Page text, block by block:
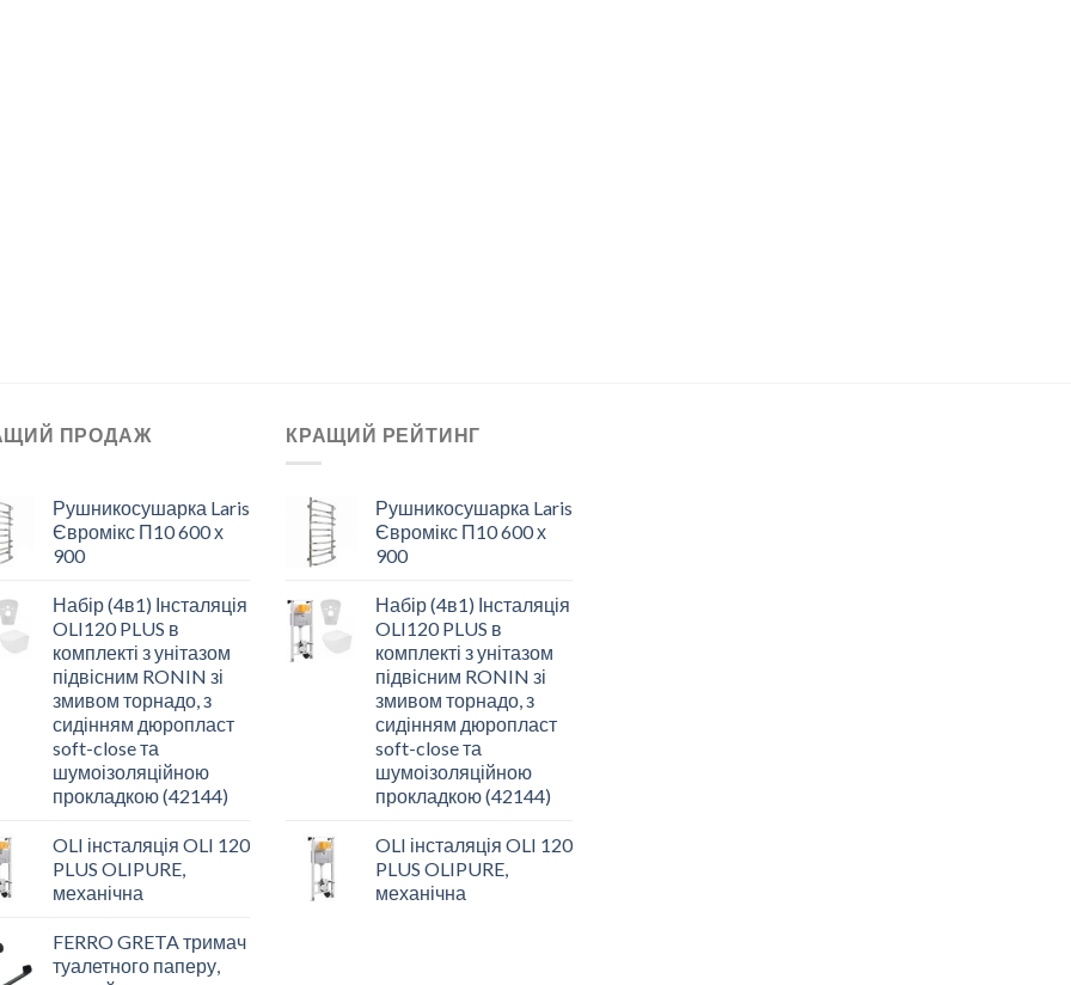
ПРОДАЖ
Рушникосушарка Laris
Євромікс П10 600 х
900
Набір (4в1) Інсталяція
OLI120 PLUS в
комплекті з унітазом
підвісним RONIN зі
змивом торнадо, з
сидінням дюропласт
soft-close та
шумоізоляційною
прокладкою (42144)
OLI інсталяція OLI 120
PLUS OLIPURE,
механічна
FERRO GRETA тримач
туалетного паперу,
КРАЩИЙ РЕЙТИНГ
Рушникосушарка Laris
Євромікс П10 600 х
900
Набір (4в1) Інсталяція
OLI120 PLUS в
комплекті з унітазом
підвісним RONIN зі
змивом торнадо, з
сидінням дюропласт
soft-close та
шумоізоляційною
прокладкою (42144)
OLI інсталяція OLI 120
PLUS OLIPURE,
механічна